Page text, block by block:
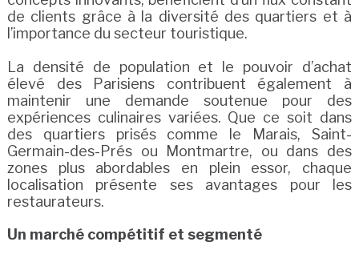
de clients grâce à la diversité des quartiers et à
l’importance du secteur touristique.
La densité de population et le pouvoir d’achat
élevé des Parisiens contribuent également à
maintenir une demande soutenue pour des
expériences culinaires variées. Que ce soit dans
des quartiers prisés comme le Marais, Saint-
Germain-des-Prés ou Montmartre, ou dans des
zones plus abordables en plein essor, chaque
localisation présente ses avantages pour les
restaurateurs.
Un marché compétitif et segmenté